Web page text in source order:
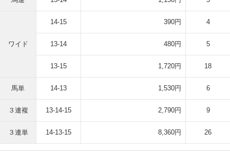
ワイド
14-15 390円 4
13-14 480円 5
13-15 1,720円 18
馬単 14-13 1,530円 6
３連複 13-14-15 2,790円 9
３連単 14-13-15 8,360円 26